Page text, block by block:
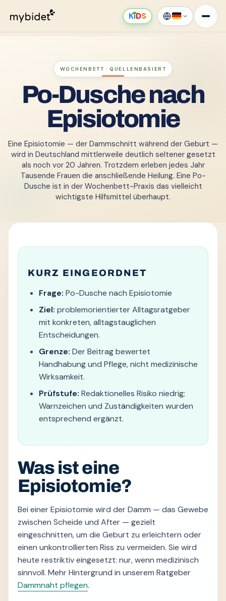
KıDS
WOCHENBETT · QUELLENBASIERT
Po-Dusche nach
Episiotomie
Eine Episiotomie — der Dammschnitt während der Geburt —
wird in Deutschland mittlerweile deutlich seltener gesetzt
als noch vor 20 Jahren. Trotzdem erleben jedes Jahr
Tausende Frauen die anschließende Heilung. Eine Po-
Dusche ist in der Wochenbett-Praxis das vielleicht
wichtigste Hilfsmittel überhaupt.
KURZ EINGEORDNET
Frage: Po-Dusche nach Episiotomie
Ziel: problemorientierter Alltagsratgeber
mit konkreten, alltagstauglichen
Entscheidungen.
Grenze: Der Beitrag bewertet
Handhabung und Pflege, nicht medizinische
Wirksamkeit.
Prüfstufe: Redaktionelles Risiko niedrig;
Warnzeichen und Zuständigkeiten wurden
entsprechend ergänzt.
Was ist eine
Episiotomie?
Bei einer Episiotomie wird der Damm — das Gewebe
zwischen Scheide und After — gezielt
eingeschnitten, um die Geburt zu erleichtern oder
einen unkontrollierten Riss zu vermeiden. Sie wird
heute restriktiv eingesetzt: nur, wenn medizinisch
sinnvoll. Mehr Hintergrund in unserem Ratgeber
Dammnaht pflegen.